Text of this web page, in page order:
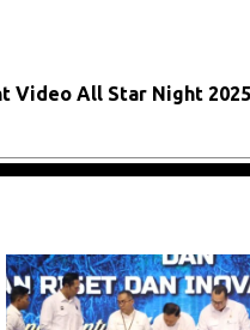
Video All Star Night